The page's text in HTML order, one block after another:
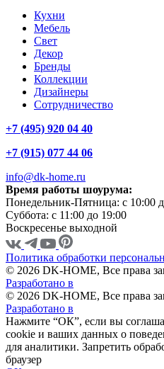
Кухни
Мебель
Свет
Декор
Бренды
Коллекции
Дизайнеры
Сотрудничество
+7 (495) 920 04 40
+7 (915) 077 44 06
info@dk-home.ru
Время работы шоурума:
Понедельник-Пятница: c 10:00
Суббота: c 11:00 до 19:00
Воскресенье выходной
Политика обработки
© 2026 DK-HOME, Все права
Разработано в
© 2026 DK-HOME, Все права
Разработано в
Нажмите “ОК”, если вы
cookie и ваших данных о
для аналитики. Запретить
браузер